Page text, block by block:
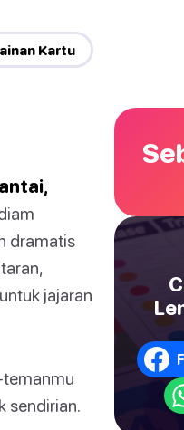
Kartu
dramatis
jajaran
sendirian.